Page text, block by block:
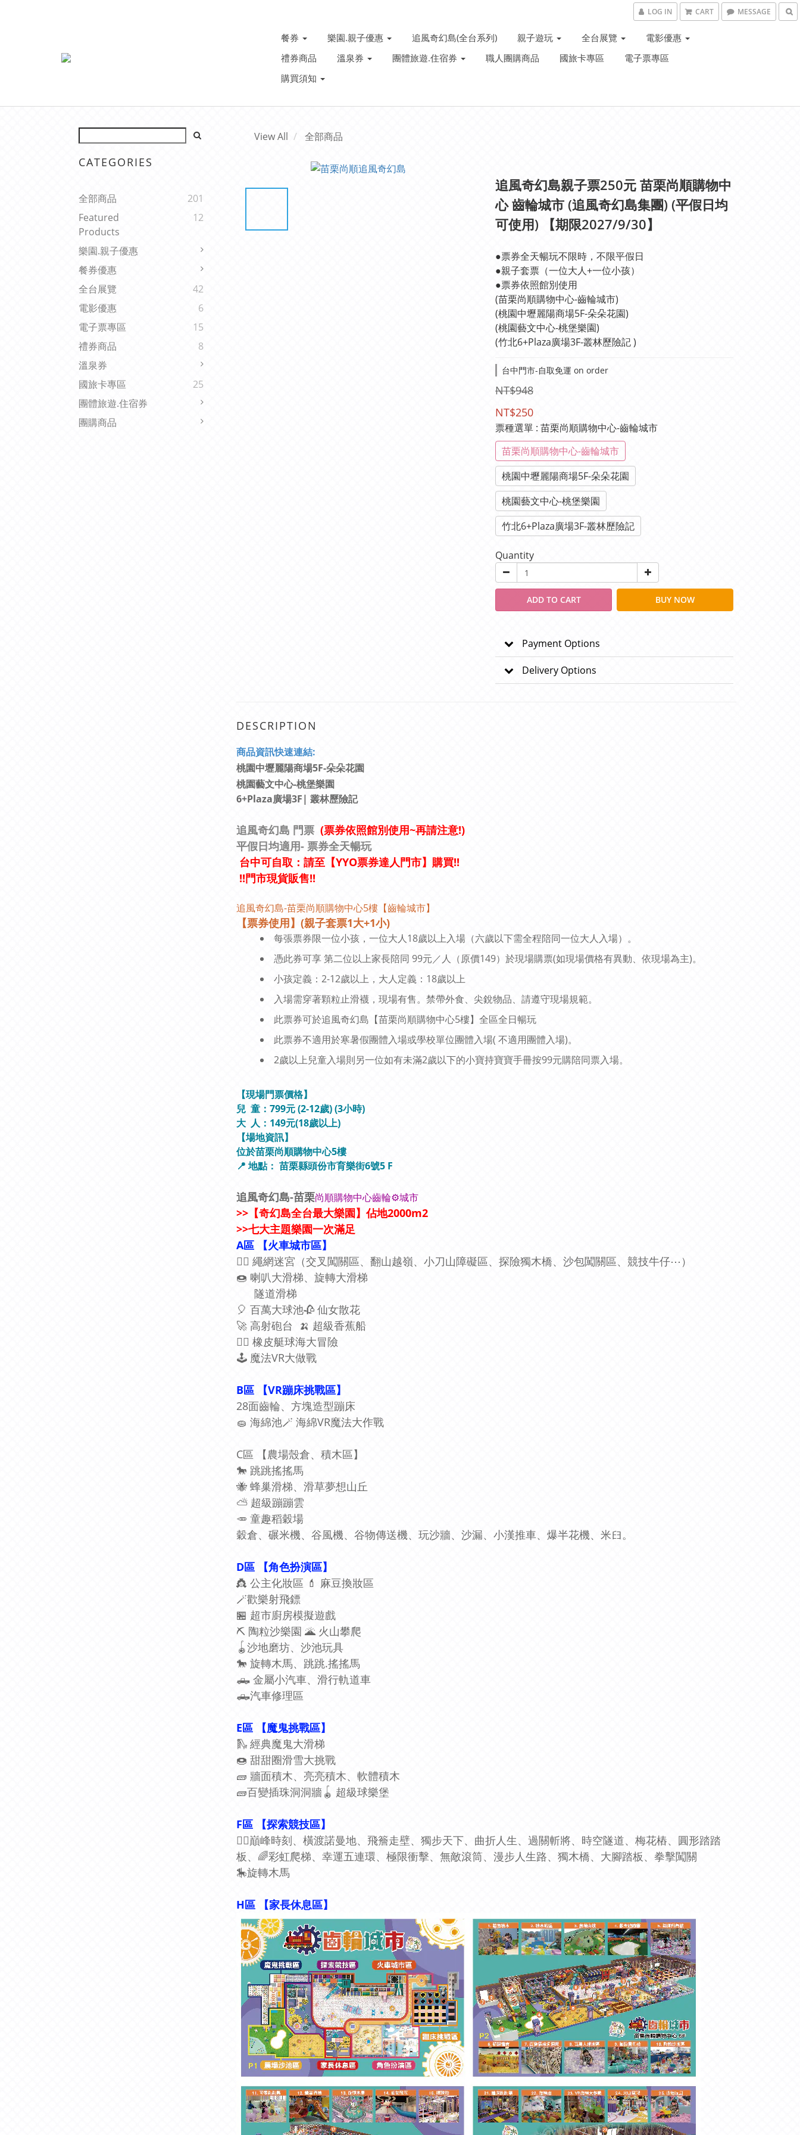
LOG IN CART MESSAGE
餐券 樂園.親子優惠 追風奇幻島(全台系列) 親子遊玩 全台展覽
電影優惠
禮券商品
溫泉券 團體旅遊.住宿券 職人團購商品 國旅卡專區
電子票專區
購買須知
CATEGORIES
全部商品
201
Featured
Products
12
樂園.親子優惠
餐券優惠
全台展覽
42
電影優惠
6
電子票專區
15
禮券商品
8
溫泉券
國旅卡專區
25
團體旅遊.住宿券
團購商品
View All 全部商品
追風奇幻島親子票250元 苗栗尚順購物中
心 齒輪城市 (追風奇幻島集團) (平假日均
可使用) 【期限2027/9/30】
●票券全天暢玩不限時，不限平假日
●親子套票（一位大人+一位小孩）
●票券依照館別使用
(苗栗尚順購物中心-齒輪城市)
(桃園中壢麗陽商場5F-朵朵花園)
(桃園藝文中心-桃堡樂園)
(竹北6+Plaza廣場3F-叢林歷險記 )
台中門市-自取免運 on order
NT$948
NT$250
票種選單 : 苗栗尚順購物中心-齒輪城市
苗栗尚順購物中心-齒輪城市
桃園中壢麗陽商場5F-朵朵花園
桃園藝文中心-桃堡樂園
竹北6+Plaza廣場3F-叢林歷險記
Quantity
ADD TO CART BUY NOW
Payment Options
Delivery Options
DESCRIPTION
商品資訊快速連結:
桃園中壢麗陽商場5F-朵朵花園
桃園藝文中心-桃堡樂園
6+Plaza廣場3F| 叢林歷險記
追風奇幻島 門票 (票券依照館別使用~再請注意!)
平假日均適用- 票券全天暢玩
台中可自取：請至【YYO票券達人門市】購買!!
!!門市現貨販售!!
追風奇幻島-苗栗尚順購物中心5樓 【齒輪城市】
【票券使用】(親子套票1大+1小)
每張票券限一位小孩，一位大人18歲以上入場（六歲以下需全程陪同一位大人入場）。
憑此券可享 第二位以上家長陪同 99元／人（原價149）於現場購票(如現場價格有異動、依現場為主)。
小孩定義：2-12歲以上，大人定義：18歲以上
入場需穿著顆粒止滑襪，現場有售。禁帶外食、尖銳物品、請遵守現場規範。
此票券可於追風奇幻島【苗栗尚順購物中心5樓】全區全日暢玩
此票券不適用於寒暑假團體入場或學校單位團體入場( 不適用團體入場)。
2歲以上兒童入場則另一位如有未滿2歲以下的小寶持寶寶手冊按99元購陪同票入場。
【現場門票價格】
兒 童：799元 (2-12歲) (3小時)
大 人：149元(18歲以上)
【場地資訊】
位於苗栗尚順購物中心5樓
📍 地點： 苗栗縣頭份市育樂街6號5 F
追風奇幻島-苗栗尚順購物中心齒輪⚙️城市
>>【奇幻島全台最大樂園】佔地2000m2
>>七大主題樂園一次滿足
A區 【火車城市區】
🧗‍♂ 繩網迷宮（交叉闖關區、翻山越嶺、小刀山障礙區、探險獨木橋、沙包闖關區、競技牛仔⋯）
🍩 喇叭大滑梯、旋轉大滑梯
隧道滑梯
🎈 百萬大球池🥀 仙女散花
🚀 高射砲台 🍌 超級香蕉船
🚣‍♀ 橡皮艇球海大冒險
🕹 魔法VR大做戰
B區 【VR蹦床挑戰區】
28面齒輪、方塊造型蹦床
🧽 海綿池🪄 海綿VR魔法大作戰
C區 【農場殼倉、積木區】
🐎 跳跳搖搖馬
🐝 蜂巢滑梯、滑草夢想山丘
⛅️ 超級蹦蹦雲
🥕 童趣稻穀場
穀倉、碾米機、谷風機、谷物傳送機、玩沙牆、沙漏、小漢推車、爆半花機、米𦥑。
D區 【角色扮演區】
👸 公主化妝區 💄 麻豆換妝區
🪄歡樂射飛鏢
🏪 超市廚房模擬遊戲
⛏ 陶粒沙樂園 🌋 火山攀爬
🪀沙地磨坊、沙池玩具
🐎 旋轉木馬、跳跳.搖搖馬
🛻 金屬小汽車、滑行軌道車
🛻汽車修理區
E區 【魔鬼挑戰區】
🛝 經典魔鬼大滑梯
🍩 甜甜圈滑雪大挑戰
🧱 牆面積木、亮亮積木、軟體積木
🧱百變插珠洞洞牆🪀 超級球樂堡
F區 【探索競技區】
🧗‍♂巔峰時刻、橫渡諾曼地、飛簷走壁、獨步天下、曲折人生、過關斬將、時空隧道、梅花樁、圓形踏踏
板、🌈彩虹爬梯、幸運五連環、極限衝擊、無敵滾筒、漫步人生路、獨木橋、大腳踏板、拳擊闖關
🎠旋轉木馬
H區 【家長休息區】